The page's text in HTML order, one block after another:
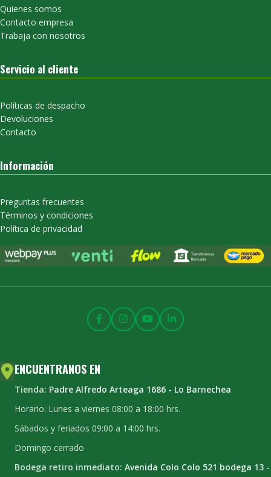
Quienes somos
Contacto empresa
Trabaja con nosotros
Servicio al cliente
Políticas de despacho
Devoluciones
Contacto
Información
Preguntas frecuentes
Términos y condiciones
Política de privacidad
ENCUENTRANOS EN
Tienda: Padre Alfredo Arteaga 1686 - Lo Barnechea
Horario: Lunes a viernes 08:00 a 18:00 hrs.
Sábados y feriados 09:00 a 14:00 hrs.
Domingo cerrado
Bodega retiro inmediato: Avenida Colo Colo 521 bodega 13 -